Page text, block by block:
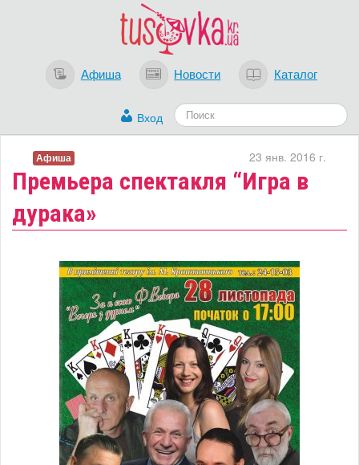
Афиша Новости Каталог
Вход
Премьера спектакля “Игра в
дурака»
23 янв. 2016 г.
Афиша